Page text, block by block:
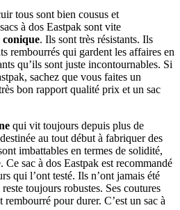
tous sont bien cousus et
à dos Eastpak sont vite
. Ils sont très résistants. Ils
rembourrés qui gardent les affaires en
qu’ils sont juste incontournables. Si
sachez que vous faites un
bon rapport qualité prix et un sac
qui vit toujours depuis plus de
au tout début à fabriquer des
imbattables en termes de solidité,
sac à dos Eastpak est recommandé
qui l’ont testé. Ils n’ont jamais été
toujours robustes. Ses coutures
pour durer. C’est un sac à